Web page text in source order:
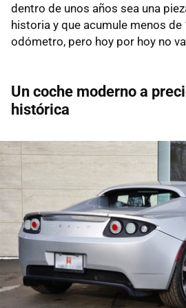
dentro de unos años sea una
historia y que acumule menos
odómetro, pero hoy por hoy no
Un coche moderno a
histórica